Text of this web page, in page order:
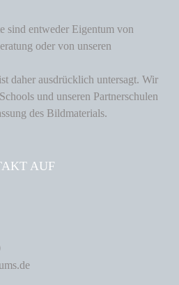
sind entweder Eigentum von
oder von unseren
daher ausdrücklich untersagt. Wir
und unseren Partnerschulen
des Bildmaterials.
AUF